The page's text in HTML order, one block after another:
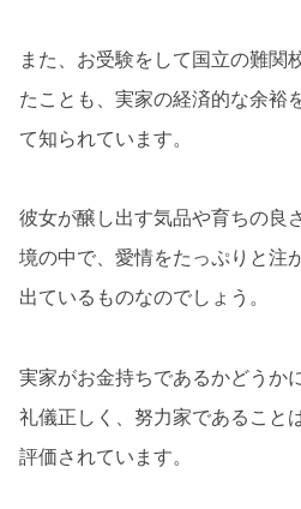
また、お受験をして国立の難関
たことも、実家の経済的な余裕
て知られています。
彼女が醸し出す気品や育ちの良
境の中で、愛情をたっぷりと注
出ているものなのでしょう。
実家がお金持ちであるかどうか
礼儀正しく、努力家であること
評価されています。